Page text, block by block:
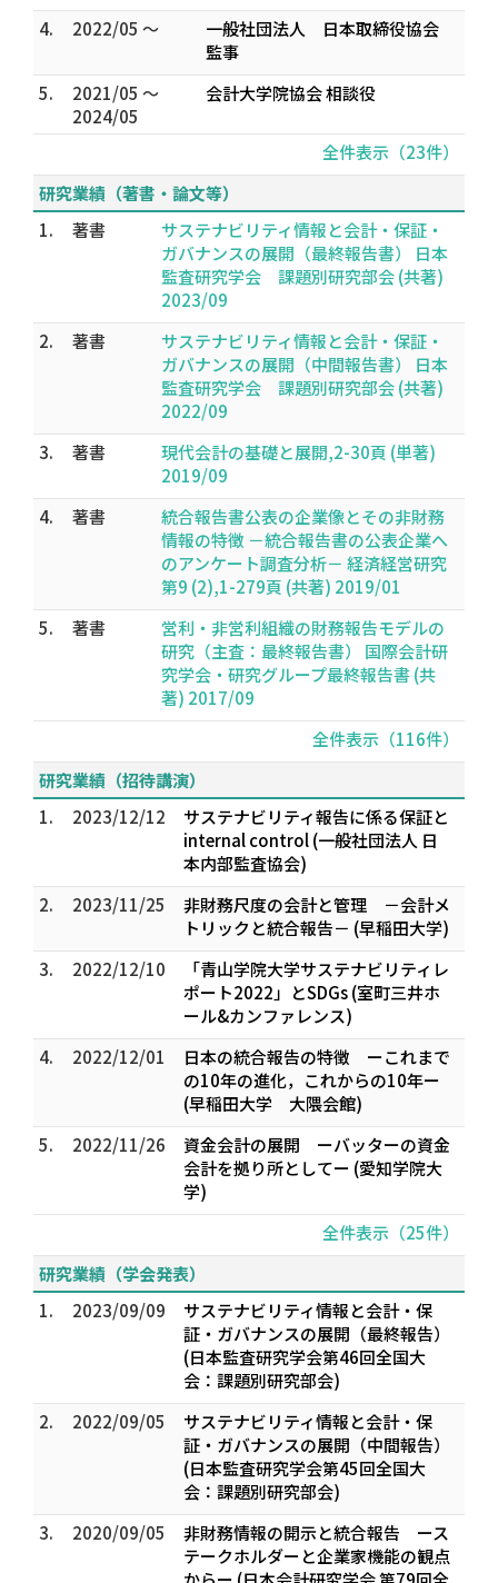
4.
2022/05 ～
一般社団法人 日本取締役協会
監事
5.
2021/05 ～
2024/05
会計大学院協会 相談役
全件表示（23件）
研究業績（著書・論文等）
1.
著書
サステナビリティ情報と会計・保証・
ガバナンスの展開（最終報告書） 日本
監査研究学会 課題別研究部会 (共著)
2023/09
2.
著書
サステナビリティ情報と会計・保証・
ガバナンスの展開（中間報告書） 日本
監査研究学会 課題別研究部会 (共著)
2022/09
3.
著書
現代会計の基礎と展開,2-30頁 (単著)
2019/09
4.
著書
統合報告書公表の企業像とその非財務
情報の特徴 －統合報告書の公表企業へ
のアンケート調査分析－ 経済経営研究
第9 (2),1-279頁 (共著) 2019/01
5.
著書
営利・非営利組織の財務報告モデルの
研究（主査：最終報告書） 国際会計研
究学会・研究グループ最終報告書 (共
著) 2017/09
全件表示（116件）
研究業績（招待講演）
1.
2023/12/12
サステナビリティ報告に係る保証と
internal control (一般社団法人 日
本内部監査協会)
2.
2023/11/25
非財務尺度の会計と管理 －会計メ
トリックと統合報告－ (早稲田大学)
3.
2022/12/10
「青山学院大学サステナビリティレ
ポート2022」とSDGs (室町三井ホ
ール&カンファレンス)
4.
2022/12/01
日本の統合報告の特徴 ーこれまで
の10年の進化，これからの10年ー
(早稲田大学 大隈会館)
5.
2022/11/26
資金会計の展開 ーバッターの資金
会計を拠り所としてー (愛知学院大
学)
全件表示（25件）
研究業績（学会発表）
1.
2023/09/09
サステナビリティ情報と会計・保
証・ガバナンスの展開（最終報告）
(日本監査研究学会第46回全国大
会：課題別研究部会)
2.
2022/09/05
サステナビリティ情報と会計・保
証・ガバナンスの展開（中間報告）
(日本監査研究学会第45回全国大
会：課題別研究部会)
3.
2020/09/05
非財務情報の開示と統合報告 ース
テークホルダーと企業家機能の観点